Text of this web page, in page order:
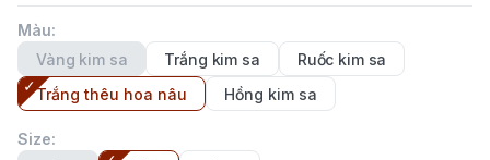
Màu:
Vàng kim sa
Trắng kim sa
Ruốc kim sa
Trắng thêu hoa nâu
Hồng kim sa
Size: